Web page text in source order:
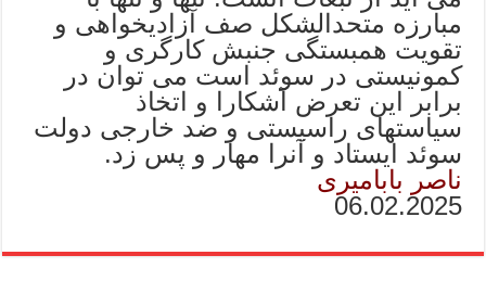
مبارزه متحدالشکل صف آزادیخواهی و
تقویت همبستگی جنبش کارگری و
کمونیستی در سوئد است می توان در
برابر این تعرض آشکارا و اتخاذ
سیاستهای راسیستی و ضد خارجی دولت
سوئد ایستاد و آنرا مهار و پس زد.
ناصر بابامیری
06.02.2025